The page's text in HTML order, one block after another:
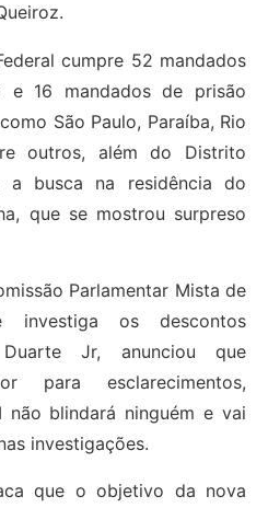
cumpre 52 mandados
e 16 mandados de prisão
São Paulo, Paraíba, Rio
outros, além do Distrito
a busca na residência do
que se mostrou surpreso
Parlamentar Mista de
investiga os descontos
Jr, anunciou que
para esclarecimentos,
não blindará ninguém e vai
investigações.
que o objetivo da nova